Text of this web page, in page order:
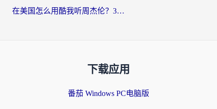
在美国怎么用酷我听周杰伦？3步搞定海外听歌难题
下载应用
番茄 Windows PC电脑版